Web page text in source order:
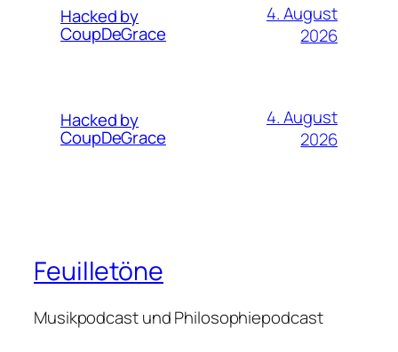
Hacked by
CoupDeGrace
4. August
2026
Hacked by
CoupDeGrace
4. August
2026
Feuilletöne
Musikpodcast und Philosophiepodcast